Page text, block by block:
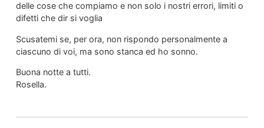
delle cose che compiamo e non solo i nostri errori, limiti o
difetti che dir si voglia
Scusatemi se, per ora, non rispondo personalmente a
ciascuno di voi, ma sono stanca ed ho sonno.
Buona notte a tutti.
Rosella.